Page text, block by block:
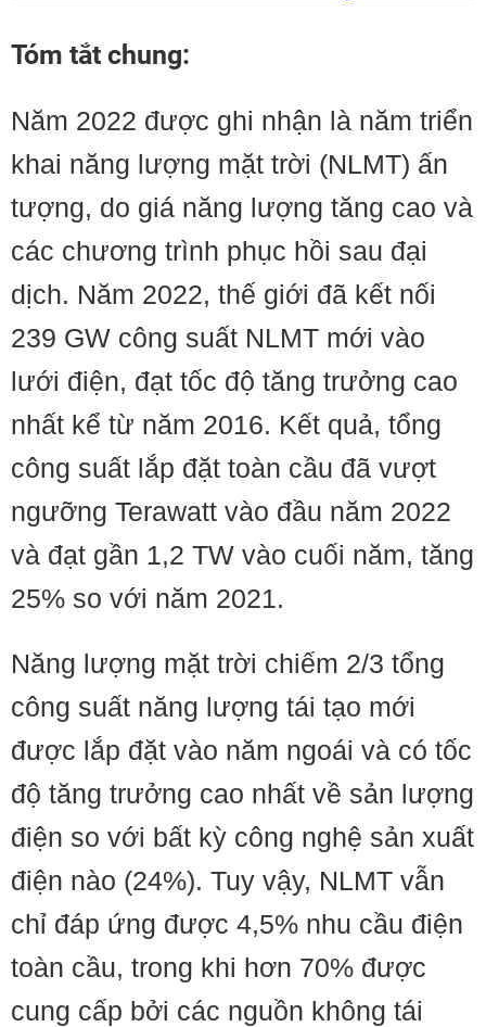
Tóm tắt chung:
Năm 2022 được ghi nhận là năm triển
khai năng lượng mặt trời (NLMT) ấn
tượng, do giá năng lượng tăng cao và
các chương trình phục hồi sau đại
dịch. Năm 2022, thế giới đã kết nối
239 GW công suất NLMT mới vào
lưới điện, đạt tốc độ tăng trưởng cao
nhất kể từ năm 2016. Kết quả, tổng
công suất lắp đặt toàn cầu đã vượt
ngưỡng Terawatt vào đầu năm 2022
và đạt gần 1,2 TW vào cuối năm, tăng
25% so với năm 2021.
Năng lượng mặt trời chiếm 2/3 tổng
công suất năng lượng tái tạo mới
được lắp đặt vào năm ngoái và có tốc
độ tăng trưởng cao nhất về sản lượng
điện so với bất kỳ công nghệ sản xuất
điện nào (24%). Tuy vậy, NLMT vẫn
chỉ đáp ứng được 4,5% nhu cầu điện
toàn cầu, trong khi hơn 70% được
cung cấp bởi các nguồn không tái